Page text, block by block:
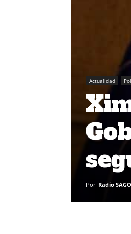
Actualidad
Por Radio SAGO